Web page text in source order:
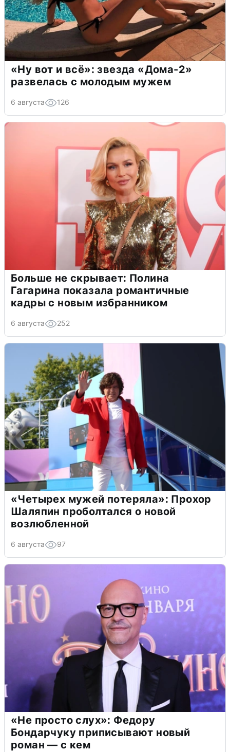
«Ну вот и всё»: звезда «Дома-2»
развелась с молодым мужем
6 августа 126
Больше не скрывает: Полина
Гагарина показала романтичные
кадры с новым избранником
6 августа 252
«Четырех мужей потеряла»: Прохор
Шаляпин проболтался о новой
возлюбленной
6 августа 97
«Не просто слух»: Федору
Бондарчуку приписывают новый
роман — с кем